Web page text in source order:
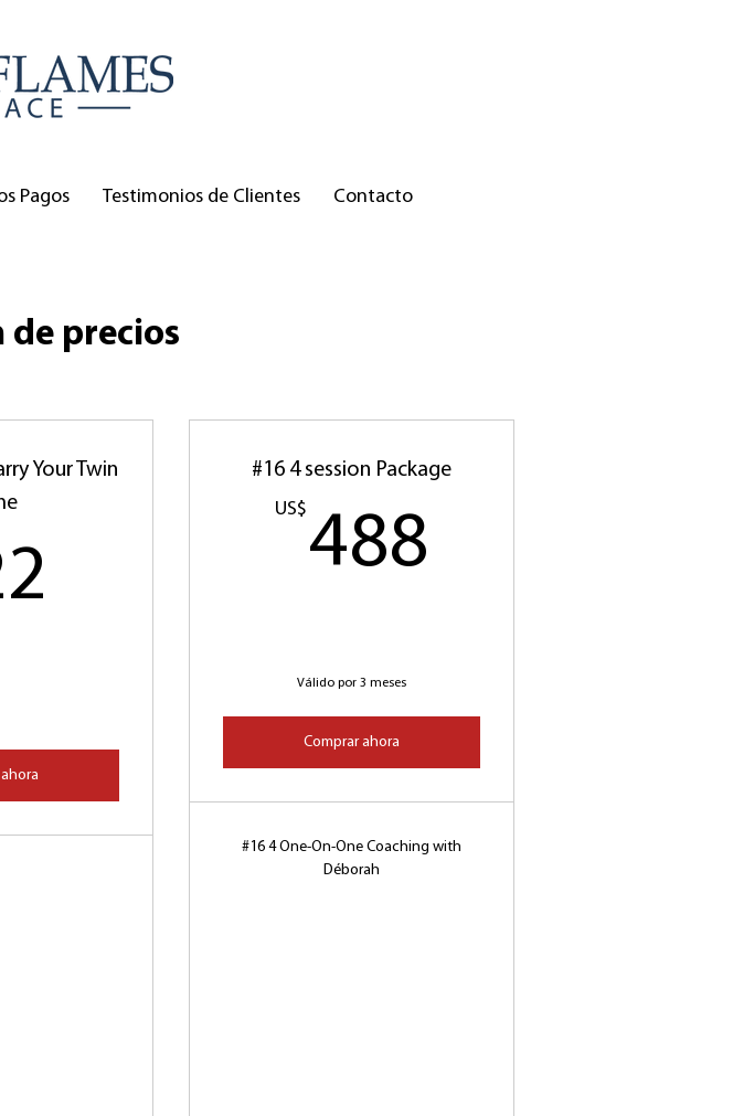
Pagos Testimonios de Clientes Contacto
de precios
Your Twin
#16 4 session Package
US$ 488
Válido por 3 meses
Comprar ahora
#16 4 One-On-One Coaching with
Déborah